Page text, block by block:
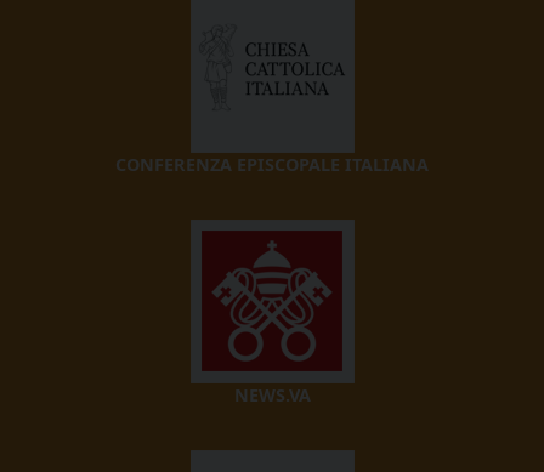
CONFERENZA EPISCOPALE ITALIANA
NEWS.VA